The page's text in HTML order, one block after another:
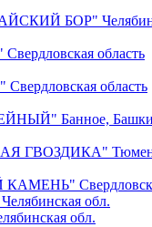
БОР"
область
область
Банное,
ГВОЗДИКА"
обл.